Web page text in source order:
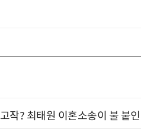
작? 최태원 이혼소송이 불 붙